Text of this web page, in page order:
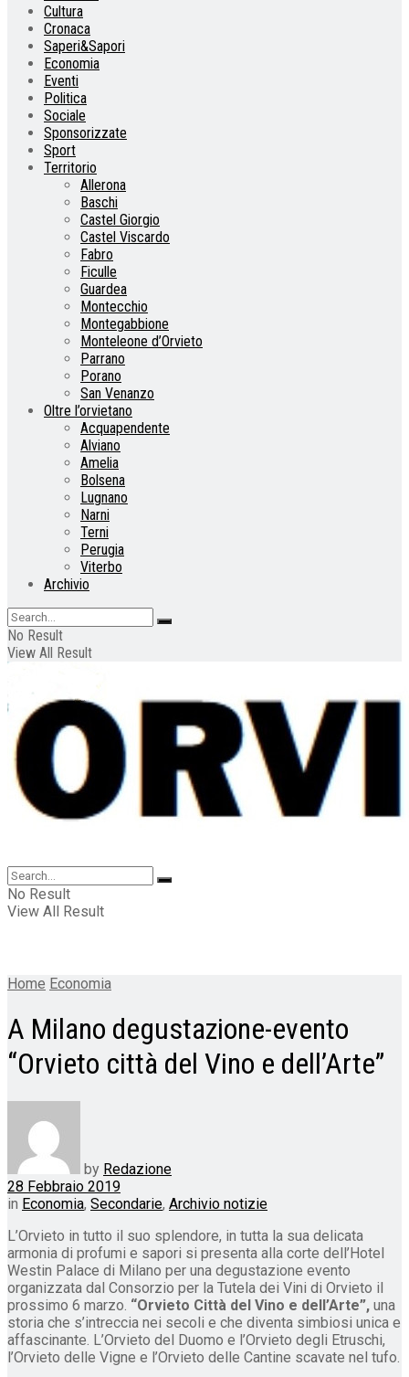
Cultura
Cronaca
Saperi&Sapori
Economia
Eventi
Politica
Sociale
Sponsorizzate
Sport
Territorio
Allerona
Baschi
Castel Giorgio
Castel Viscardo
Fabro
Ficulle
Guardea
Montecchio
Montegabbione
Monteleone d’Orvieto
Parrano
Porano
San Venanzo
Oltre l’orvietano
Acquapendente
Alviano
Amelia
Bolsena
Lugnano
Narni
Terni
Perugia
Viterbo
Archivio
No Result
View All Result
No Result
View All Result
Home Economia
A Milano degustazione-evento
“Orvieto città del Vino e dell’Arte”
by Redazione
28 Febbraio 2019
in Economia, Secondarie, Archivio notizie
L’Orvieto in tutto il suo splendore, in tutta la sua delicata
armonia di profumi e sapori si presenta alla corte dell’Hotel
Westin Palace di Milano per una degustazione evento
organizzata dal Consorzio per la Tutela dei Vini di Orvieto il
prossimo 6 marzo. “Orvieto Città del Vino e dell’Arte”, una
storia che s’intreccia nei secoli e che diventa simbiosi unica e
affascinante. L’Orvieto del Duomo e l’Orvieto degli Etruschi,
l’Orvieto delle Vigne e l’Orvieto delle Cantine scavate nel tufo.